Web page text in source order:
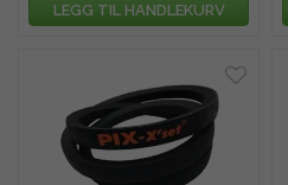
LEGG TIL HANDLEKURV